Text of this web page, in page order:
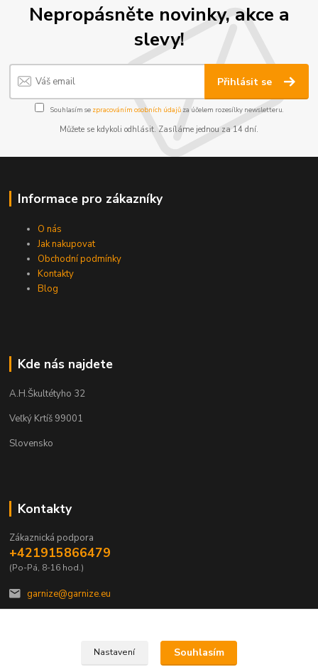
Nepropásněte novinky, akce a
slevy!
Přihlásit se
Souhlasím se zpracováním osobních údajůza účelem rozesílky newsletteru.
Můžete se kdykoli odhlásit. Zasíláme jednou za 14 dní.
Informace pro zákazníky
O nás
Jak nakupovat
Obchodní podmínky
Kontakty
Blog
Kde nás najdete
A.H.Škultétyho 32
Veľký Krtíš 99001
Slovensko
Kontakty
Zákaznická podpora
+421915866479
(Po-Pá, 8-16 hod.)
garnize@garnize.eu
Nastavení Souhlasím